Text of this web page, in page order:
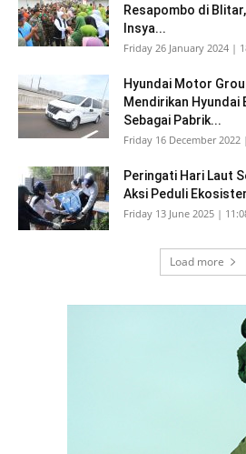
Resapombo di
Insya...
Friday 26 January 2024 |
Hyundai Motor
Mendirikan Hyundai
Sebagai Pabrik...
Friday 16 December 2022
Peringati Hari Laut
Aksi Peduli
Friday 13 June 2025 |
Load more